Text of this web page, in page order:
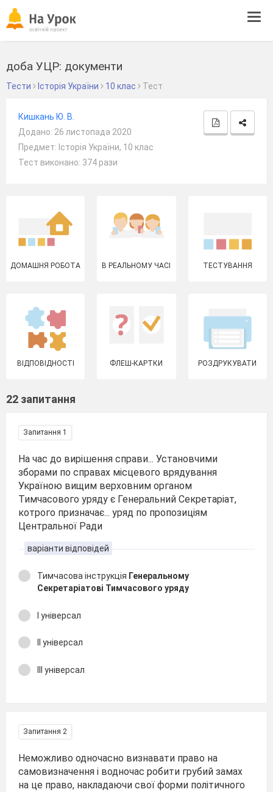
доба УЦР: документи
Тести Історія України 10 клас Тест
Кишкань Ю. В.
Додано: 26 листопада 2020
Предмет: Історія України, 10 клас
Тест виконано: 374 рази
ДОМАШНЯ РОБОТА В РЕАЛЬНОМУ ЧАСІ ТЕСТУВАННЯ
ВІДПОВІДНОСТІ ФЛЕШ-КАРТКИ РОЗДРУКУВАТИ
22 запитання
Запитання 1
На час до вирішення справи... Установчими
зборами по справах місцевого врядування
Україною вищим верховним органом
Тимчасового уряду є Генеральний Секретаріат,
котрого призначає... уряд по пропозиціям
Центральної Ради
варіанти відповідей
Тимчасова інструкція Генеральному
Секретаріатові Тимчасового уряду
І універсал
ІІ універсал
ІІІ універсал
Запитання 2
Неможливо одночасно визнавати право на
самовизначення і водночас робити грубий замах
на це право, накладаючи свої форми політичного